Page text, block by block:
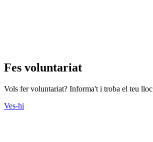
Fes voluntariat
Vols fer voluntariat? Informa't i troba el teu lloc
Ves-hi